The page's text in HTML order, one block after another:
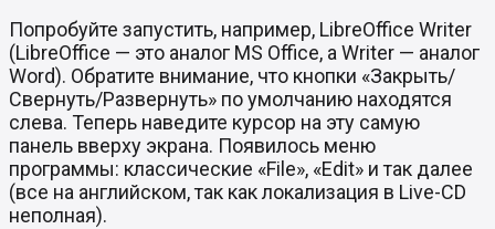
Попробуйте запустить, например, LibreOffice Writer
(LibreOffice — это аналог MS Office, а Writer — аналог
Word). Обратите внимание, что кнопки «Закрыть/
Свернуть/Развернуть» по умолчанию находятся
слева. Теперь наведите курсор на эту самую
панель вверху экрана. Появилось меню
программы: классические «File», «Edit» и так далее
(все на английском, так как локализация в Live-CD
неполная).